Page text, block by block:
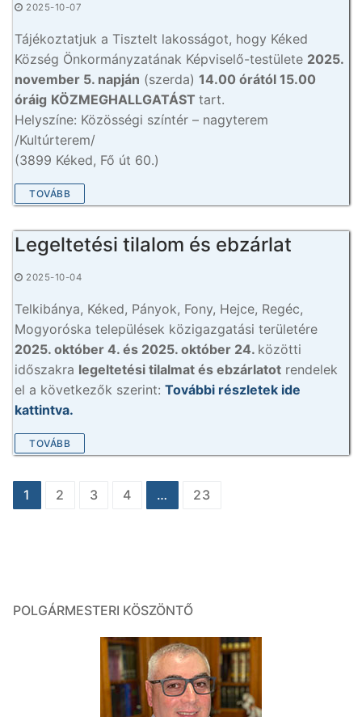
2025-10-07
Tájékoztatjuk a Tisztelt lakosságot, hogy Kéked
Község Önkormányzatának Képviselő-testülete 2025.
november 5. napján (szerda) 14.00 órától 15.00
óráig KÖZMEGHALLGATÁST tart.
Helyszíne: Közösségi színtér – nagyterem
/Kultúrterem/
(3899 Kéked, Fő út 60.)
TOVÁBB
Legeltetési tilalom és ebzárlat
2025-10-04
Telkibánya, Kéked, Pányok, Fony, Hejce, Regéc,
Mogyoróska települések közigazgatási területére
2025. október 4. és 2025. október 24. közötti
időszakra legeltetési tilalmat és ebzárlatot rendelek
el a következők szerint: További részletek ide
kattintva.
TOVÁBB
Bejegyzés
1 2 3 4 … 23
POLGÁRMESTERI KÖSZÖNTŐ